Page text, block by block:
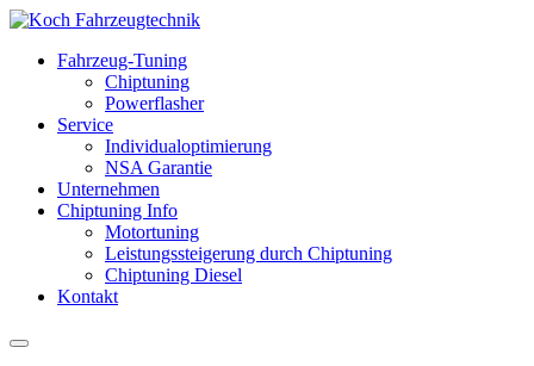
Fahrzeug-Tuning
Chiptuning
Powerflasher
Service
Individualoptimierung
NSA Garantie
Unternehmen
Chiptuning Info
Motortuning
Leistungssteigerung durch Chiptuning
Chiptuning Diesel
Kontakt